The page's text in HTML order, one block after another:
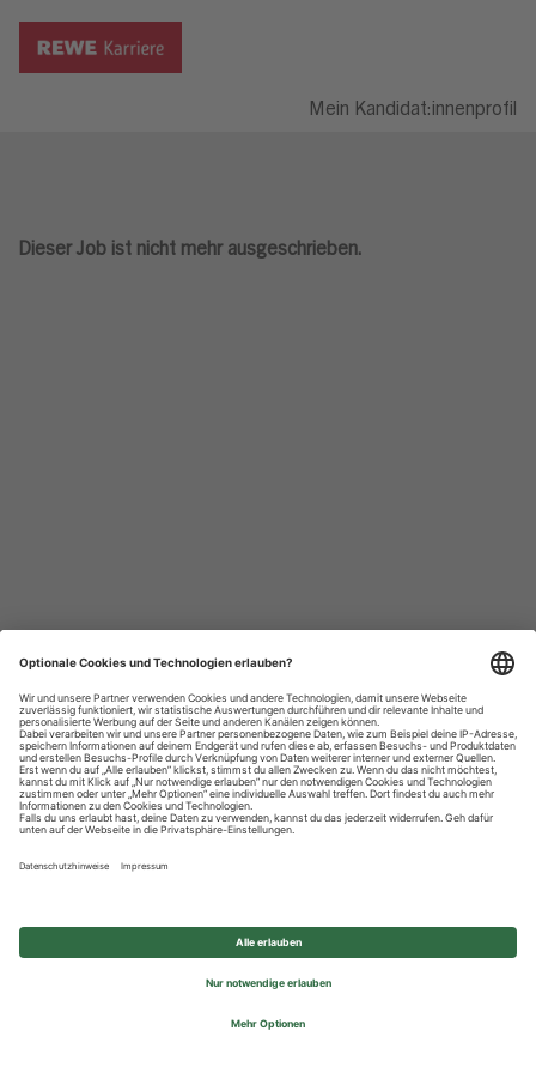
Mein Kandidat:innenprofil
Dieser Job ist nicht mehr ausgeschrieben.
Datenschutzhinweise
Impressum
Privatsphäre-Einstellungen
© 2026 REWE Group - All rights reserved